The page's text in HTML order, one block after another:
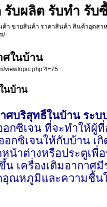
รับผลิต รับทำ รั
ค้า ขายสินค้า ราคาสินค้า สินค้าอุตสา
ศในบ้าน
viewtopic.php?t=75
นบ้าน
ศบริสุทธิ์ในบ้าน ระบ
อกซิเจน ที่จะทำให้ผู้
อกซิเจนให้กับบ้าน เ
หน้าต่างหรือประตูเพื่
น เครื่องเติมอากาศ
ณหภูมิและความชื้นใ